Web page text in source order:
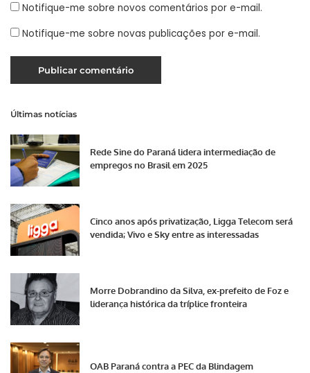
Notifique-me sobre novos comentários por e-mail.
Notifique-me sobre novas publicações por e-mail.
Últimas notícias
Rede Sine do Paraná lidera intermediação de
empregos no Brasil em 2025
Cinco anos após privatização, Ligga Telecom será
vendida; Vivo e Sky entre as interessadas
Morre Dobrandino da Silva, ex-prefeito de Foz e
liderança histórica da tríplice fronteira
OAB Paraná contra a PEC da Blindagem